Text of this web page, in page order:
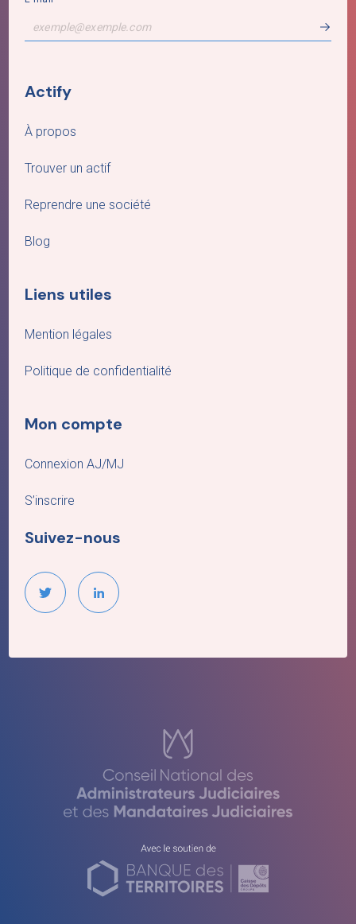
Actify
À propos
Trouver un actif
Reprendre une société
Blog
Liens utiles
Mention légales
Politique de confidentialité
Mon compte
Connexion AJ/MJ
S’inscrire
Suivez-nous